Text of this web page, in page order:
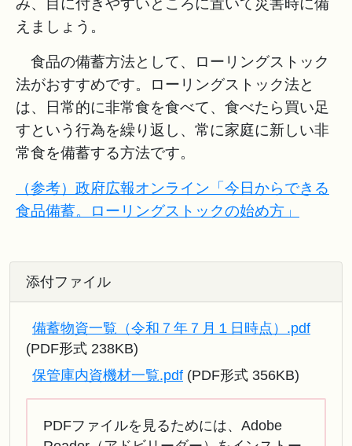
えましょう。
食品の備蓄方法として、ローリングストック
法がおすすめです。ローリングストック法と
は、日常的に非常食を食べて、食べたら買い足
すという行為を繰り返し、常に家庭に新しい非
常食を備蓄する方法です。
（参考）政府広報オンライン「今日からできる
食品備蓄。ローリングストックの始め方」
添付ファイル
備蓄物資一覧（令和７年７月１日時点）.pdf
(PDF形式 238KB)
保管庫内資機材一覧.pdf (PDF形式 356KB)
PDFファイルを見るためには、Adobe